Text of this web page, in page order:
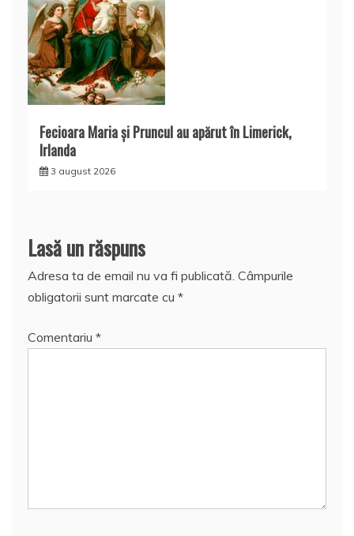
Fecioara Maria şi Pruncul au apărut în Limerick,
Irlanda
3 august 2026
Lasă un răspuns
Adresa ta de email nu va fi publicată. Câmpurile
obligatorii sunt marcate cu *
Comentariu *